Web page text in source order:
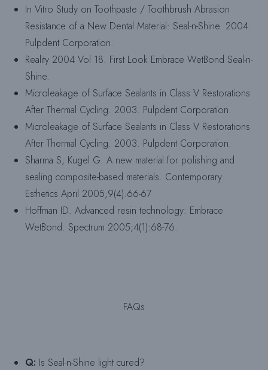
In Vitro Study on Toothpaste / Toothbrush Abrasion
Resistance of a New Dental Material: Seal-n-Shine. 2004.
Pulpdent Corporation.
Reality 2004 Vol 18. First Look Embrace WetBond Seal-n-
Shine.
Microleakage of Surface Sealants in Class V Restorations
After Thermal Cycling. 2003. Pulpdent Corporation.
Microleakage of Surface Sealants in Class V Restorations
After Thermal Cycling. 2003. Pulpdent Corporation.
Sharma S, Kugel G. A new material for polishing and
sealing composite-based materials. Contemporary
Esthetics April 2005;9(4):66-67
Hoffman ID. Advanced resin technology: Embrace
WetBond. Spectrum 2005;4(1):68-76.
FAQs
Q: Is Seal-n-Shine light cured?